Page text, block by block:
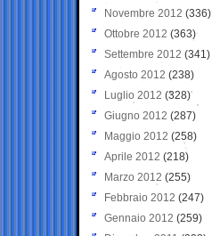
Novembre 2012 (336)
Ottobre 2012 (363)
Settembre 2012 (341)
Agosto 2012 (238)
Luglio 2012 (328)
Giugno 2012 (287)
Maggio 2012 (258)
Aprile 2012 (218)
Marzo 2012 (255)
Febbraio 2012 (247)
Gennaio 2012 (259)